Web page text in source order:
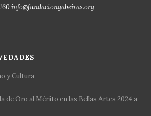
info@fundaciongabeiras.org
y Cultura
de Oro al Mérito en las Bellas Artes 2024 a